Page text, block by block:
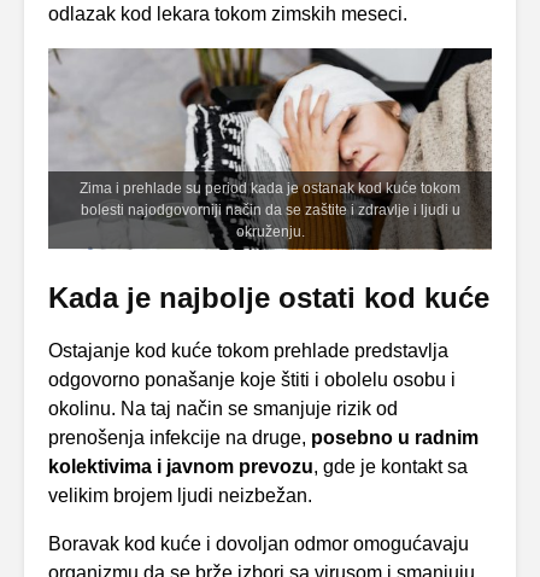
odlazak kod lekara tokom zimskih meseci.
Zima i prehlade su period kada je ostanak kod kuće tokom
bolesti najodgovorniji način da se zaštite i zdravlje i ljudi u
okruženju.
Kada je najbolje ostati kod kuće
Ostajanje kod kuće tokom prehlade predstavlja
odgovorno ponašanje koje štiti i obolelu osobu i
okolinu. Na taj način se smanjuje rizik od
prenošenja infekcije na druge, posebno u radnim
kolektivima i javnom prevozu, gde je kontakt sa
velikim brojem ljudi neizbežan.
Boravak kod kuće i dovoljan odmor omogućavaju
organizmu da se brže izbori sa virusom i smanjuju